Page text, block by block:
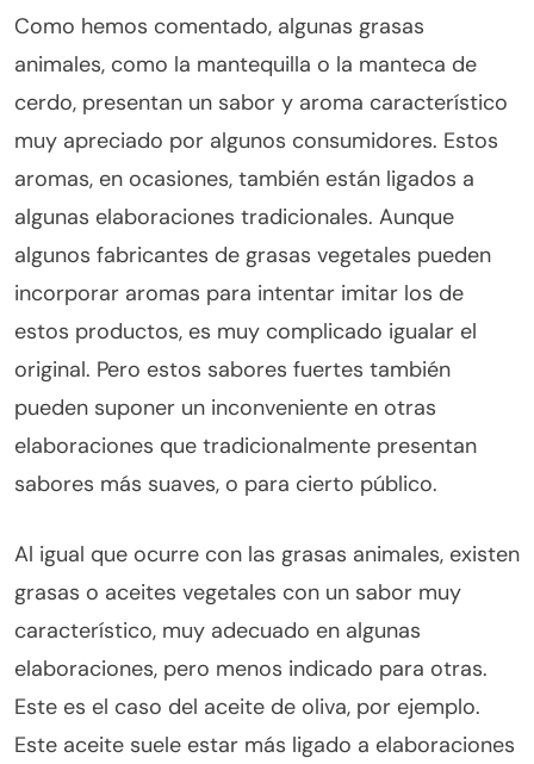
Como hemos comentado, algunas grasas
animales, como la mantequilla o la manteca de
cerdo, presentan un sabor y aroma característico
muy apreciado por algunos consumidores. Estos
aromas, en ocasiones, también están ligados a
algunas elaboraciones tradicionales. Aunque
algunos fabricantes de grasas vegetales pueden
incorporar aromas para intentar imitar los de
estos productos, es muy complicado igualar el
original. Pero estos sabores fuertes también
pueden suponer un inconveniente en otras
elaboraciones que tradicionalmente presentan
sabores más suaves, o para cierto público.
Al igual que ocurre con las grasas animales, existen
grasas o aceites vegetales con un sabor muy
característico, muy adecuado en algunas
elaboraciones, pero menos indicado para otras.
Este es el caso del aceite de oliva, por ejemplo.
Este aceite suele estar más ligado a elaboraciones